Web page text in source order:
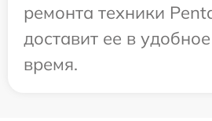
ремонта техники
доставит ее в
время.